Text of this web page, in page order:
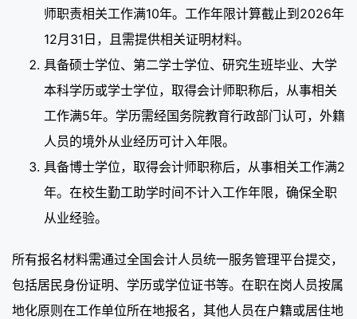
师职责相关工作满10年。工作年限计算截止到2026年
12月31日，且需提供相关证明材料。
具备硕士学位、第二学士学位、研究生班毕业、大学
本科学历或学士学位，取得会计师职称后，从事相关
工作满5年。学历需经国务院教育行政部门认可，外籍
人员的境外从业经历可计入年限。
具备博士学位，取得会计师职称后，从事相关工作满2
年。在校生勤工助学时间不计入工作年限，确保全职
从业经验。
所有报名材料需通过全国会计人员统一服务管理平台提交，
包括居民身份证明、学历或学位证书等。在职在岗人员按属
地化原则在工作单位所在地报名，其他人员在户籍或居住地